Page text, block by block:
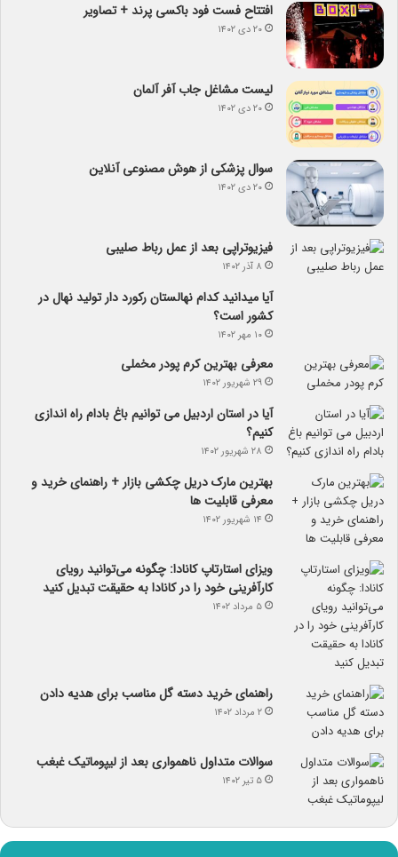
افتتاح فست فود باکسی پرند + تصاویر
۲۰ دی ۱۴۰۲
لیست مشاغل جاب آفر آلمان
۲۰ دی ۱۴۰۲
سوال پزشکی از هوش مصنوعی آنلاین
۲۰ دی ۱۴۰۲
فیزیوتراپی بعد از عمل رباط صلیبی
۸ آذر ۱۴۰۲
آیا می­دانید کدام نهالستان رکورد دار تولید نهال­ در
کشور است؟
۱۰ مهر ۱۴۰۲
معرفی بهترین کرم پودر مخملی
۲۹ شهریور ۱۴۰۲
آیا در استان اردبیل می توانیم باغ بادام راه اندازی
کنیم؟
۲۸ شهریور ۱۴۰۲
بهترین مارک دریل چکشی بازار + راهنمای خرید و
معرفی قابلیت ها
۱۴ شهریور ۱۴۰۲
ویزای استارتاپ کانادا: چگونه می‌توانید رویای
کارآفرینی خود را در کانادا به حقیقت تبدیل کنید
۵ مرداد ۱۴۰۲
راهنمای خرید دسته گل مناسب برای هدیه دادن
۲ مرداد ۱۴۰۲
سوالات متداول ناهمواری بعد از لیپوماتیک غبغب
۵ تیر ۱۴۰۲